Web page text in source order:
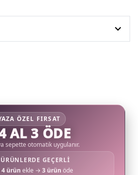
ÖZEL FIRSAT
AL 3 ÖDE
sepette otomatik uygulanır.
GEÇERLİ
4 ürün ekle →3 ürün öde